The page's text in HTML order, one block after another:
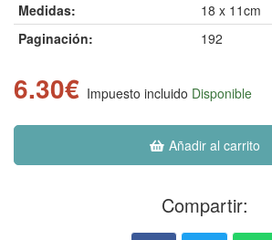
Medidas:
18 x 11cm
Paginación:
192
6.30€ Impuesto incluido Disponible
Añadir al carrito
Compartir: